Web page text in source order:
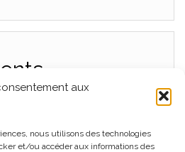
aux
nous utilisons des technologies
et/ou accéder aux informations des
Panissières Juillet 2026
Juin 2026